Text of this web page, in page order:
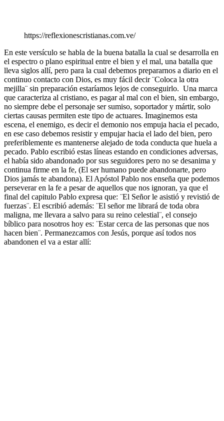
https://reflexionescristianas.com.ve/
En este versículo se habla de la buena batalla la cual se desarrolla en
el espectro o plano espiritual entre el bien y el mal, una batalla que
lleva siglos allí, pero para la cual debemos prepararnos a diario en el
continuo contacto con Dios, es muy fácil decir ¨Coloca la otra
mejilla¨ sin preparación estaríamos lejos de conseguirlo. Una marca
que caracteriza al cristiano, es pagar al mal con el bien, sin embargo,
no siempre debe el personaje ser sumiso, soportador y mártir, solo
ciertas causas permiten este tipo de actuares. Imaginemos esta
escena, el enemigo, es decir el demonio nos empuja hacia el pecado,
en ese caso debemos resistir y empujar hacia el lado del bien, pero
preferiblemente es mantenerse alejado de toda conducta que huela a
pecado. Pablo escribió estas líneas estando en condiciones adversas,
el había sido abandonado por sus seguidores pero no se desanima y
continua firme en la fe, (El ser humano puede abandonarte, pero
Dios jamás te abandona). El Apóstol Pablo nos enseña que podemos
perseverar en la fe a pesar de aquellos que nos ignoran, ya que el
final del capitulo Pablo expresa que: ¨El Señor le asistió y revistió de
fuerzas¨. El escribió además: ¨El señor me librará de toda obra
maligna, me llevara a salvo para su reino celestial¨, el consejo
bíblico para nosotros hoy es: ¨Estar cerca de las personas que nos
hacen bien¨. Permanezcamos con Jesús, porque así todos nos
abandonen el va a estar allí: